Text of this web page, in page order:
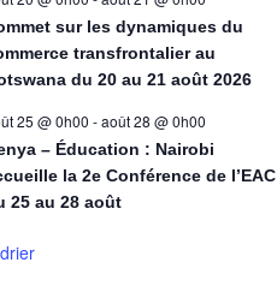
sur les dynamiques du
transfrontalier au
du 20 au 21 août 2026
25 @ 0h00 -août 28 @ 0h00
– Éducation : Nairobi
la 2e Conférence de l’EAC
25 au 28 août